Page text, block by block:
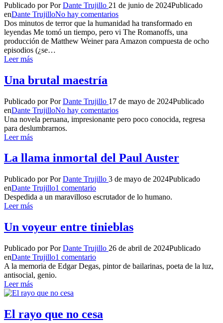
Publicado por PorDante Trujillo 21 de junio de 2024Publicado
enDante TrujilloNo hay comentarios
Dos minutos de terror que la humanidad ha transformado en
leyendas Me tomó un tiempo, pero vi The Romanoffs, una
producción de Matthew Weiner para Amazon compuesta de ocho
episodios (¿se…
Leer más
Una brutal maestría
Publicado por PorDante Trujillo 17 de mayo de 2024Publicado
enDante TrujilloNo hay comentarios
Una novela peruana, impresionante pero poco conocida, regresa
para deslumbrarnos.
Leer más
La llama inmortal del Paul Auster
Publicado por PorDante Trujillo 3 de mayo de 2024Publicado
enDante Trujillo1 comentario
Despedida a un maravilloso escrutador de lo humano.
Leer más
Un voyeur entre tinieblas
Publicado por PorDante Trujillo 26 de abril de 2024Publicado
enDante Trujillo1 comentario
A la memoria de Edgar Degas, pintor de bailarinas, poeta de la luz,
antisocial, genio.
Leer más
El rayo que no cesa